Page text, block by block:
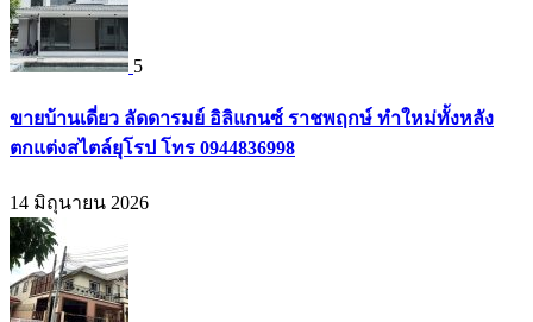
5
ขายบ้านเดี่ยว ลัดดารมย์ อิลิแกนซ์ ราชพฤกษ์ ทำใหม่ทั้งหลัง
ตกแต่งสไตล์ยุโรป โทร 0944836998
14 มิถุนายน 2026